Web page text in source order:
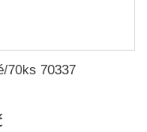
70ks 70337